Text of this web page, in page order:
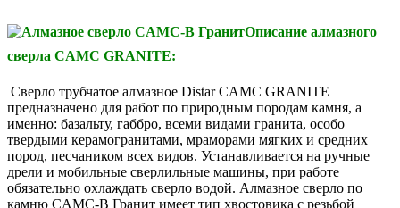
Описание алмазного
сверла CAMC GRANITE:
Сверло трубчатое алмазное Distar CAMC GRANITE
предназначено для работ по природным породам камня, а
именно: базальту, габбро, всеми видами гранита, особо
твердыми керамогранитами, мраморами мягких и средних
пород, песчаником всех видов. Устанавливается на ручные
дрели и мобильные сверлильные машины, при работе
обязательно охлаждать сверло водой. Алмазное сверло по
камню CAМC-В Гранит имеет тип хвостовика с резьбой